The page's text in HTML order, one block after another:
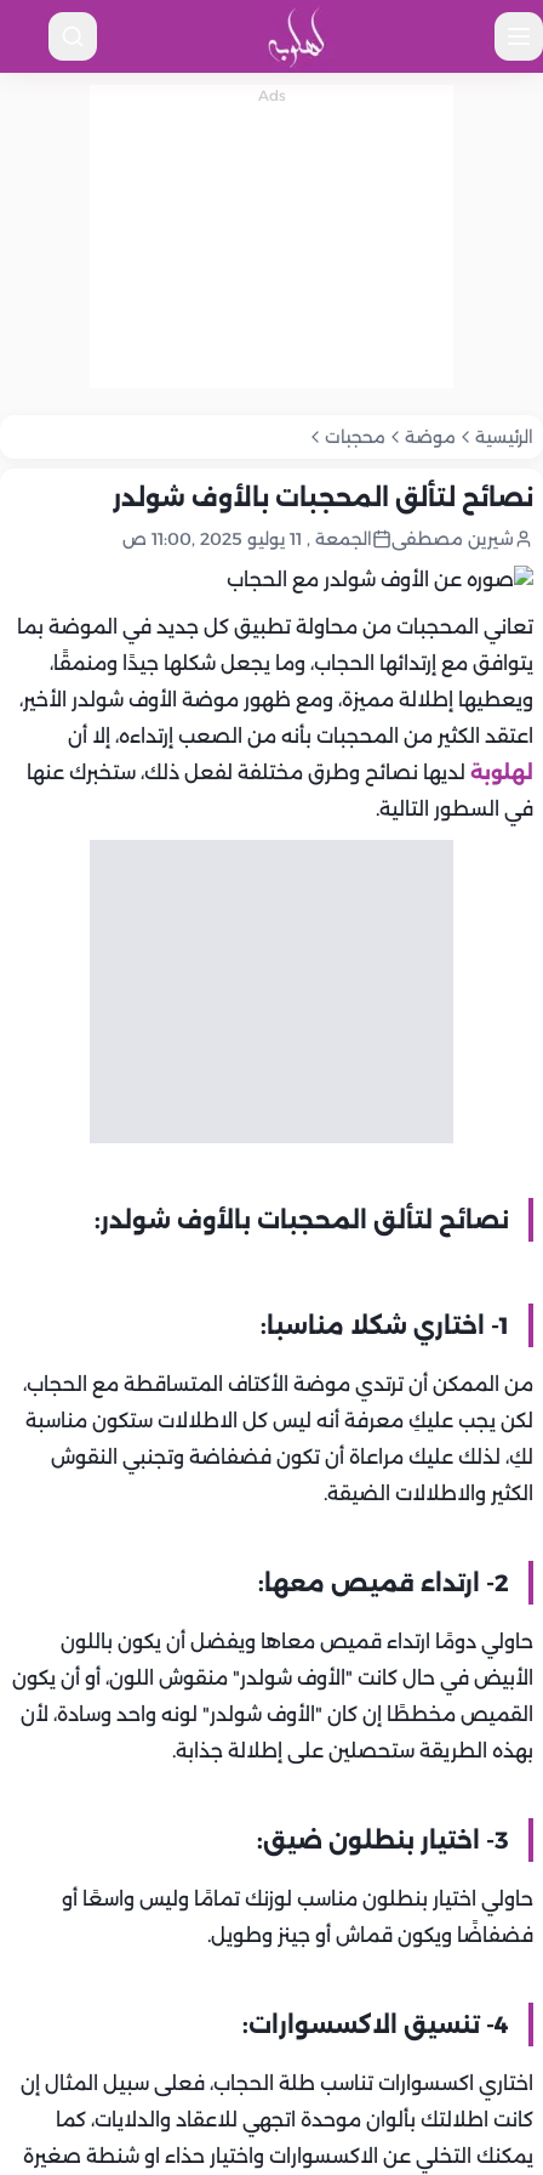
الرئيسية موضة محجبات
نصائح لتألق المحجبات بالأوف شولدر
شيرين مصطفى الجمعة , 11 يوليو 2025 ,11:00 ص
تعاني المحجبات من محاولة تطبيق كل جديد في الموضة بما
يتوافق مع إرتدائها الحجاب، وما يجعل شكلها جيدًا ومنمقًا،
ويعطيها إطلالة مميزة، ومع ظهور موضة الأوف شولدر الأخير،
اعتقد الكثير من المحجبات بأنه من الصعب إرتداءه، إلا أن
لهلوبة لديها نصائح وطرق مختلفة لفعل ذلك، ستخبرك عنها
في السطور التالية.
نصائح لتألق المحجبات بالأوف شولدر:
1- اختاري شكلا مناسبا:
من الممكن أن ترتدي موضة الأكتاف المتساقطة مع الحجاب،
لكن يجب عليكِ معرفة أنه ليس كل الاطلالات ستكون مناسبة
لكِ، لذلك عليك مراعاة أن تكون فضفاضة وتجنبي النقوش
الكثير والاطلالات الضيقة.
2- ارتداء قميص معها:
حاولي دومًا ارتداء قميص معاها ويفضل أن يكون باللون
الأبيض في حال كانت "الأوف شولدر" منقوش اللون، أو أن يكون
القميص مخططًا إن كان "الأوف شولدر" لونه واحد وسادة، لأن
بهذه الطريقة ستحصلين على إطلالة جذابة.
3- اختيار بنطلون ضيق:
حاولي اختيار بنطلون مناسب لوزنك تمامًا وليس واسعًا أو
فضفاضًا ويكون قماش أو جينز وطويل.
4- تنسيق الاكسسوارات:
اختاري اكسسوارات تناسب طلة الحجاب، فعلى سبيل المثال إن
كانت اطلالتك بألوان موحدة اتجهي للاعقاد والدلايات، كما
يمكنك التخلي عن الاكسسوارات واختيار حذاء او شنطة صغيرة